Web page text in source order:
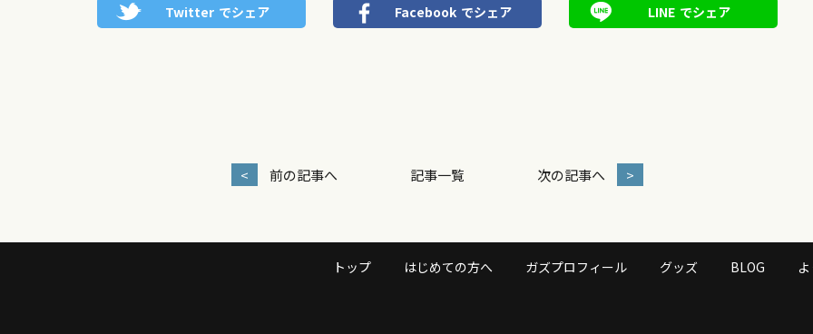
Twitter でシェア Facebook でシェア LINE でシェア
< 前の記事へ 記事一覧 次の記事へ >
トップ はじめての方へ ガズプロフィール グッズ BLOG